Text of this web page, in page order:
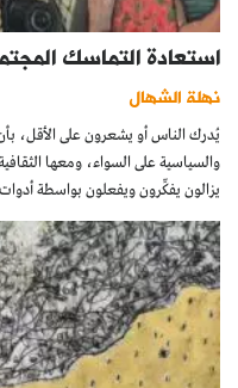
استعادة التماسك
نهلة الشهال
يُدرك الناس أو يشعرون على الأقل،
والسياسية على السواء، ومعها
يزالون يفكِّرون ويفعلون بواسطة